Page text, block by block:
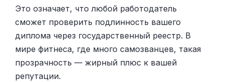
Это означает, что любой работодатель
сможет проверить подлинность вашего
диплома через государственный реестр. В
мире фитнеса, где много самозванцев, такая
прозрачность — жирный плюс к вашей
репутации.